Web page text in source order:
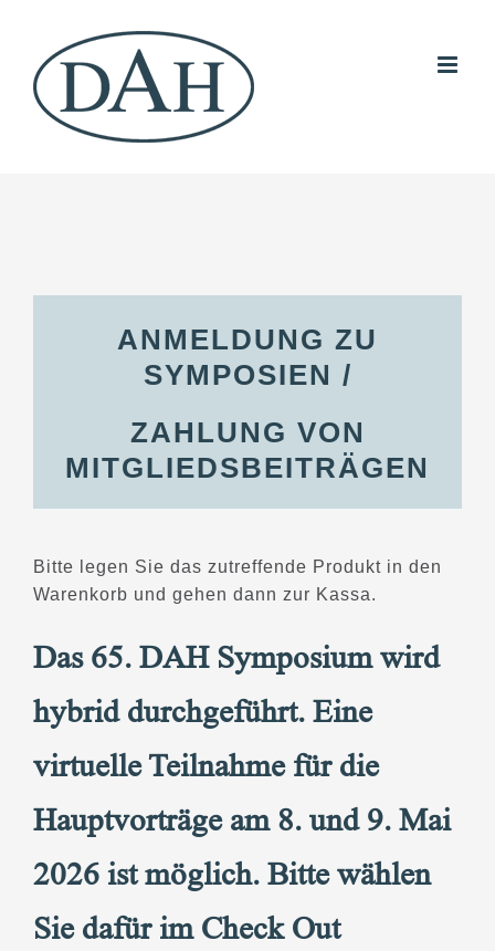
content
ANMELDUNG ZU
SYMPOSIEN /
ZAHLUNG VON
MITGLIEDSBEITRÄGEN
Bitte legen Sie das zutreffende Produkt in den
Warenkorb und gehen dann zur Kassa.
Das 65. DAH Symposium wird
hybrid durchgeführt. Eine
virtuelle Teilnahme für die
Hauptvorträge am 8. und 9. Mai
2026 ist möglich. Bitte wählen
Sie dafür im Check Out